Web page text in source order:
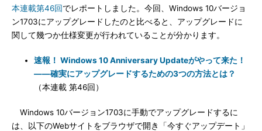
本連載第46回でレポートしました。今回、Windows 10バージョ
ン1703にアップグレードしたのと比べると、アップグレードに
関して幾つか仕様変更が行われていることが分かります。
速報！ Windows 10 Anniversary Updateがやって来た！
――確実にアップグレードするための3つの方法とは？
（本連載 第46回）
Windows 10バージョン1703に手動でアップグレードするに
は、以下のWebサイトをブラウザで開き「今すぐアップデート」